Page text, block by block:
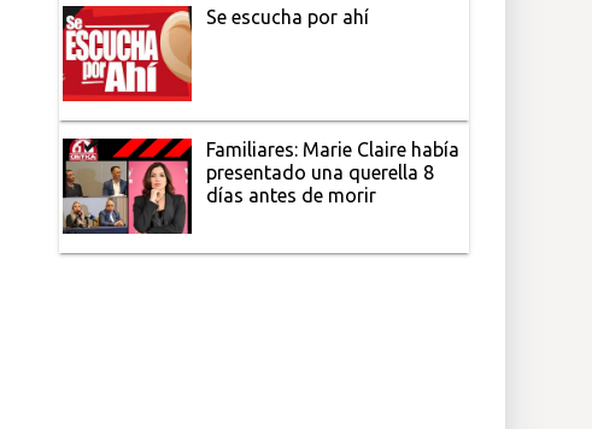
Se escucha por ahí
Familiares: Marie Claire había
presentado una querella 8
días antes de morir